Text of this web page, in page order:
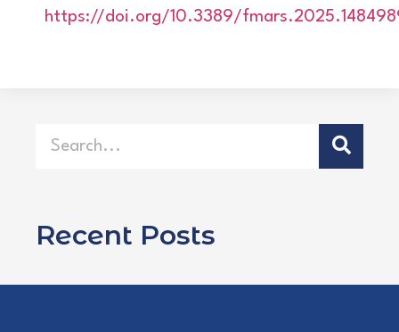
https://doi.org/10.3389/
Recent Posts